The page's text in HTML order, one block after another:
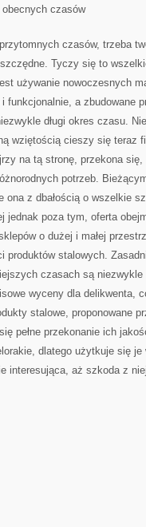
czasów
czasów, trzeba
Tyczy się to
używanie nowoczesnych
funkcjonalnie, a zbudowane
długi okres czasu.
wziętością cieszy się teraz
na tą stronę, przekona
potrzeb.
z dbałością o wszelkie
jednak poza tym, oferta
o dużej i małej
produktów stalowych.
czasach są
wyceny dla delikwenta,
stalowe, proponowane
pełne przekonanie ich
dlatego użytkuje się je
interesująca, aż szkoda z